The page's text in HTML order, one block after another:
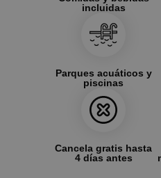
incluidas
Parques acuáticos y
piscinas
Cancela gratis hasta
4 días antes